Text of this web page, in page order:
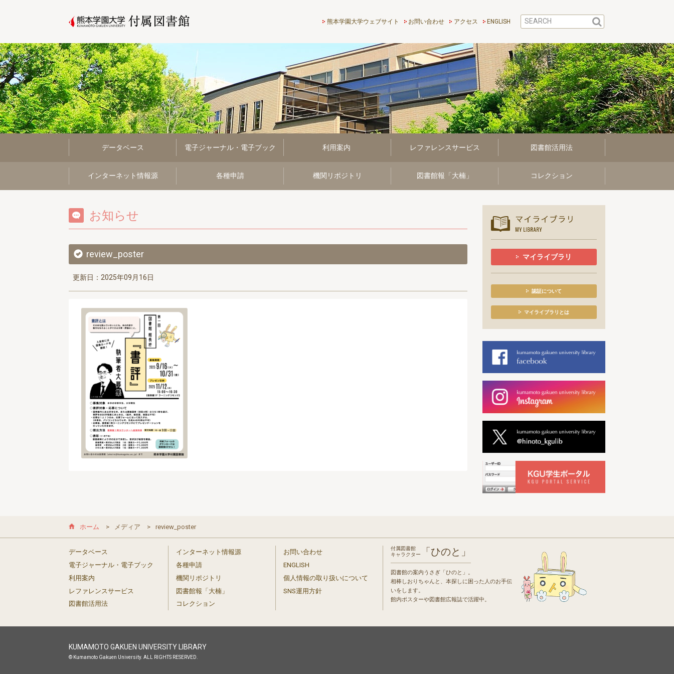
熊本学園大学付属図書館
熊本学園大学ウェブサイト お問い合わせ アクセス ENGLISH
データベース 電子ジャーナル・電子ブック 利用案内 レファレンスサービス 図書館活用法
インターネット情報源 各種申請 機関リポジトリ 図書館報「大楠」 コレクション
お知らせ
review_poster
更新日：2025年09月16日
マイライブラリ
認証について
マイライブラリとは
ホーム メディア review_poster
データベース
電子ジャーナル・電子ブック
利用案内
レファレンスサービス
図書館活用法
インターネット情報源
各種申請
機関リポジトリ
図書館報「大楠」
コレクション
お問い合わせ
ENGLISH
個人情報の取り扱いについて
SNS運用方針
付属図書館
キャラクター
「ひのと」
図書館の案内うさぎ「ひのと」。
相棒しおりちゃんと、本探しに困った人のお手伝
いをします。
館内ポスターや図書館広報誌で活躍中。
KUMAMOTO GAKUEN UNIVERSITY LIBRARY
© Kumamoto Gakuen University. ALL RIGHTS RESERVED.